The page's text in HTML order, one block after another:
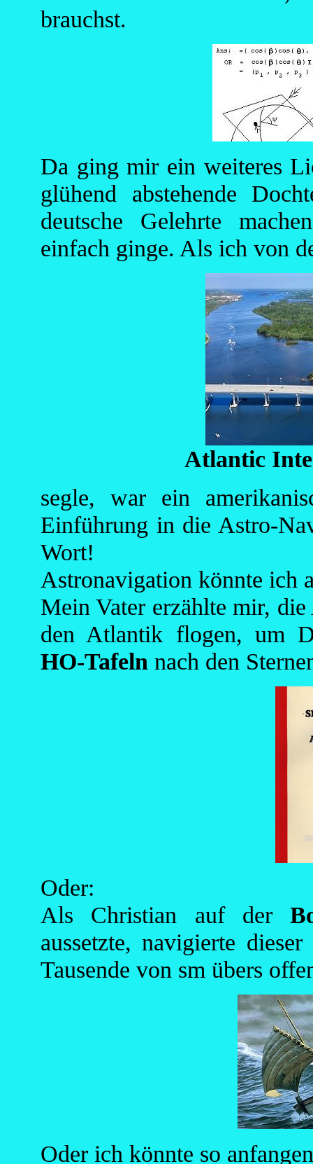
brauchst.
Da ging mir ein weiteres
glühend abstehende
deutsche Gelehrte
einfach ginge. Als ich von
Atlantic
segle, war ein
Einführung in die Astro-
Wort!
Astronavigation könnte ich
Mein Vater erzählte mir,
den Atlantik flogen, um
HO-Tafeln nach den
Oder:
Als Christian auf der
aussetzte, navigierte
Tausende von sm übers
Oder ich könnte so